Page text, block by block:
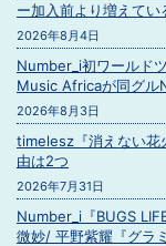
ー加入前より増えてい
2026年8月4日
Number_i初ワールド
Music Africaが同グル
2026年8月3日
timelesz『消えない花
由は2つ
2026年7月31日
Number_i『BUGS
微妙/ 平野紫耀『グラ